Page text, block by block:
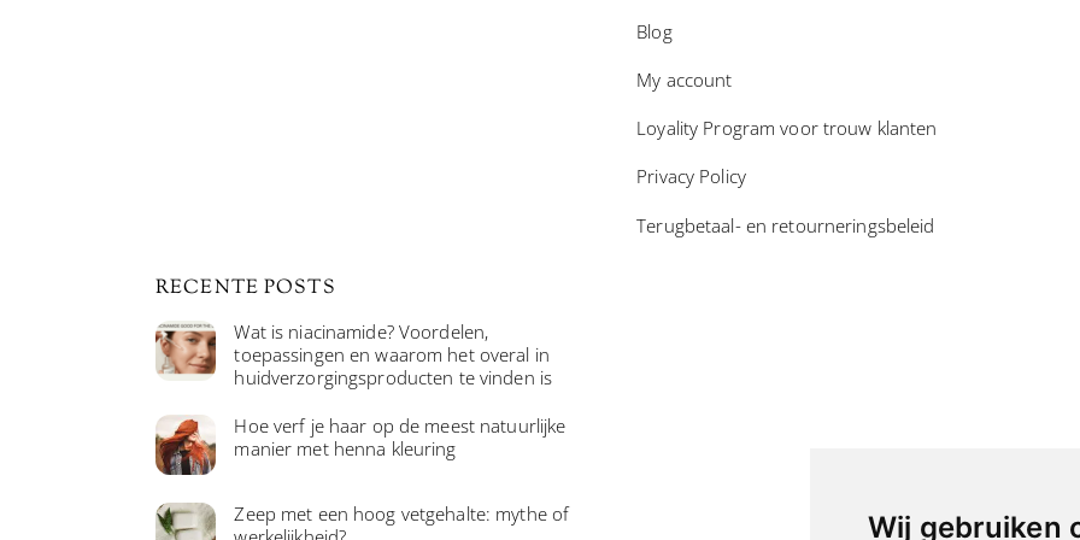
Wij gebruiken
Blog
My account
Loyality Program voor trouw klanten
Privacy Policy
Terugbetaal- en retourneringsbeleid
RECENTE POSTS
Wat is niacinamide? Voordelen,
toepassingen en waarom het overal in
huidverzorgingsproducten te vinden is
Hoe verf je haar op de meest natuurlijke
manier met henna kleuring
Zeep met een hoog vetgehalte: mythe of